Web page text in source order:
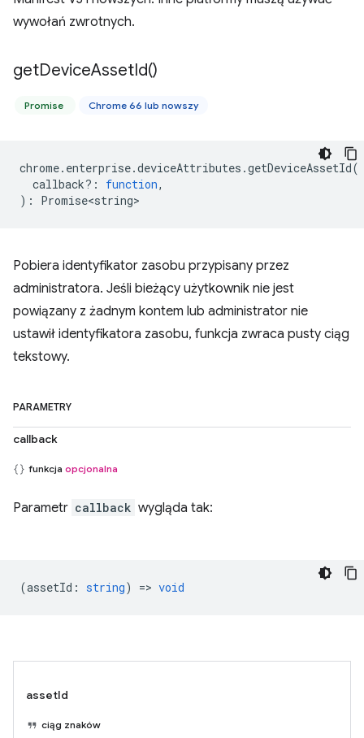
wywołań zwrotnych.
getDeviceAssetId()
Promise Chrome 66 lub nowszy
chrome. enterprise.deviceAttributes .getDeviceAssetId(
callback? : function,
) : Promise<string>
Pobiera identyfikator zasobu przypisany przez
administratora. Jeśli bieżący użytkownik nie jest
powiązany z żadnym kontem lub administrator nie
ustawił identyfikatora zasobu, funkcja zwraca pusty ciąg
tekstowy.
PARAMETRY
callback
funkcja opcjonalna
Parametr callback wygląda tak:
(assetId : string) => void
assetId
ciąg znaków